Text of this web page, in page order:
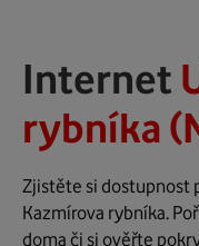
Internet
rybníka
Moravě)
Zjistěte si dostupnost
Kazmírova rybníka.
doma či si ověřte